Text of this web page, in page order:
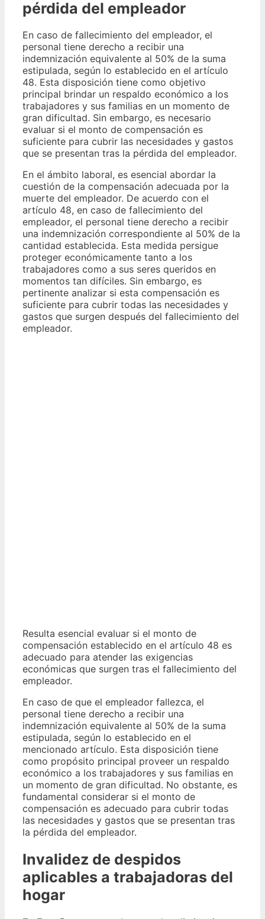
pérdida del empleador
En caso de fallecimiento del empleador, el
personal tiene derecho a recibir una
indemnización equivalente al 50% de la suma
estipulada, según lo establecido en el artículo
48. Esta disposición tiene como objetivo
principal brindar un respaldo económico a los
trabajadores y sus familias en un momento de
gran dificultad. Sin embargo, es necesario
evaluar si el monto de compensación es
suficiente para cubrir las necesidades y gastos
que se presentan tras la pérdida del empleador.
En el ámbito laboral, es esencial abordar la
cuestión de la compensación adecuada por la
muerte del empleador. De acuerdo con el
artículo 48, en caso de fallecimiento del
empleador, el personal tiene derecho a recibir
una indemnización correspondiente al 50% de la
cantidad establecida. Esta medida persigue
proteger económicamente tanto a los
trabajadores como a sus seres queridos en
momentos tan difíciles. Sin embargo, es
pertinente analizar si esta compensación es
suficiente para cubrir todas las necesidades y
gastos que surgen después del fallecimiento del
empleador.
Resulta esencial evaluar si el monto de
compensación establecido en el artículo 48 es
adecuado para atender las exigencias
económicas que surgen tras el fallecimiento del
empleador.
En caso de que el empleador fallezca, el
personal tiene derecho a recibir una
indemnización equivalente al 50% de la suma
estipulada, según lo establecido en el
mencionado artículo. Esta disposición tiene
como propósito principal proveer un respaldo
económico a los trabajadores y sus familias en
un momento de gran dificultad. No obstante, es
fundamental considerar si el monto de
compensación es adecuado para cubrir todas
las necesidades y gastos que se presentan tras
la pérdida del empleador.
Invalidez de despidos
aplicables a trabajadoras del
hogar